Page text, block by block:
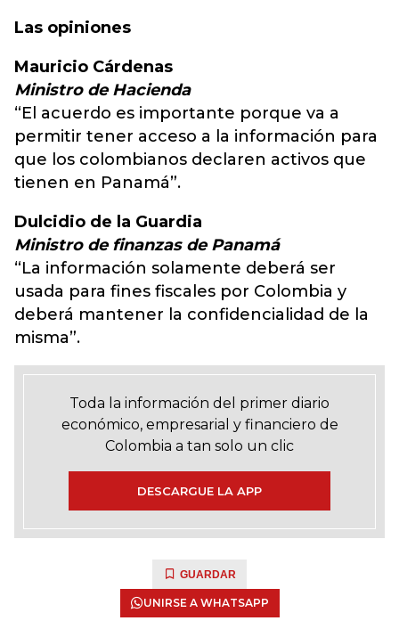
Las opiniones
Mauricio Cárdenas
Ministro de Hacienda
“El acuerdo es importante porque va a
permitir tener acceso a la información para
que los colombianos declaren activos que
tienen en Panamá”.
Dulcidio de la Guardia
Ministro de finanzas de Panamá
“La información solamente deberá ser
usada para fines fiscales por Colombia y
deberá mantener la confidencialidad de la
misma”.
Toda la información del primer diario
económico, empresarial y financiero de
Colombia a tan solo un clic
DESCARGUE LA APP
GUARDAR
UNIRSE A WHATSAPP